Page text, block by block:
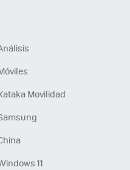
Movilidad
11